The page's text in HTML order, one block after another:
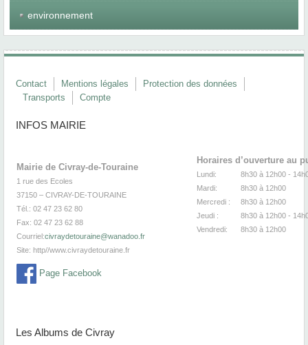
environnement
Contact Mentions légales
Protection des données
Transports
Compte
INFOS MAIRIE
Mairie de Civray-de-Touraine
1 rue des Ecoles
37150 – CIVRAY-DE-TOURAINE
Tél.: 02 47 23 62 80
Fax: 02 47 23 62 88
Courriel:civraydetouraine@wanadoo.fr
Site: http//www.civraydetouraine.fr
Page Facebook
Horaires d’ouverture au
Lundi:
8h30 à 12h00 -
Mardi:
8h30 à
Mercredi :
8h30 à
Jeudi :
8h30 à 12h00 -
Vendredi:
8h30 à
Les Albums de Civray